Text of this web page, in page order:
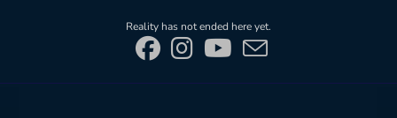
Reality has not ended here yet.